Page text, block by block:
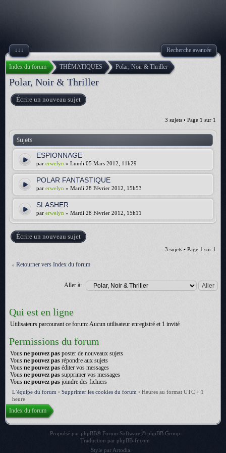
↓↓↓ Recherche avancée
Index du forum THÉMATIQUES Polar, Noir & Thriller
Polar, Noir & Thriller
Écrire un nouveau sujet
3 sujets • Page 1 sur 1
Sujets
ESPIONNAGE
par erwelyn » Lundi 05 Mars 2012, 11h29
POLAR FANTASTIQUE
par erwelyn » Mardi 28 Février 2012, 15h53
SLASHER
par erwelyn » Mardi 28 Février 2012, 15h11
Écrire un nouveau sujet
3 sujets • Page 1 sur 1
Retourner vers Index du forum
Aller à:
Qui est en ligne
Utilisateurs parcourant ce forum: Aucun utilisateur enregistré et 1 invité
Permissions du forum
Vous ne pouvez pas poster de nouveaux sujets
Vous ne pouvez pas répondre aux sujets
Vous ne pouvez pas éditer vos messages
Vous ne pouvez pas supprimer vos messages
Vous ne pouvez pas joindre des fichiers
L’équipe du forum • Supprimer les cookies du forum • Heures au format UTC + 1
heure
Index du forum
Propulsé par phpBB® Forum Software © phpBB Group
Traduction par phpBB-fr.com
Style par Artodia